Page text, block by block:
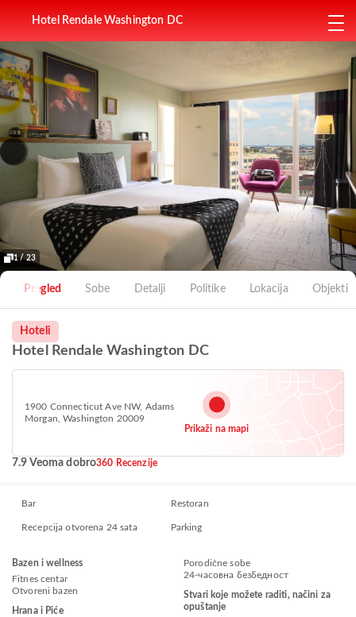
Hotel Rendale Washington DC
1 / 23
Pregled Sobe Detalji Politike Lokacija Objekti
Hoteli
Hotel Rendale Washington DC
1900 Connecticut Ave NW, Adams
Morgan, Washington 20009
Prikaži na mapi
7.9 Veoma dobro360 Recenzije
Bar Restoran
Recepcija otvorena 24 sata Parking
Bazen i wellness
Fitnes centar
Otvoreni bazen
Hrana i Piće
Porodične sobe
24-часовна безбедност
Stvari koje možete raditi, načini za
opuštanje